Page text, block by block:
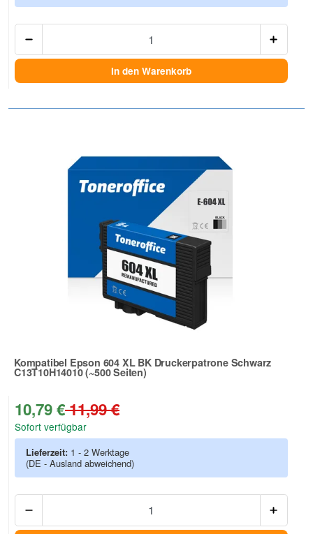
In den Warenkorb
Kompatibel Epson 604 XL BK Druckerpatrone Schwarz
C13T10H14010 (~500 Seiten)
Zur Artikelbewertung
10,79 €11,99 €
Sofort verfügbar
Lieferzeit: 1 - 2 Werktage
(DE - Ausland abweichend)